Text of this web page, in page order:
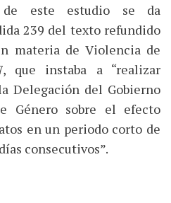
este estudio se da
239 del texto refundido
materia de Violencia de
que instaba a “realizar
Delegación del Gobierno
Género sobre el efecto
en un periodo corto de
consecutivos”.